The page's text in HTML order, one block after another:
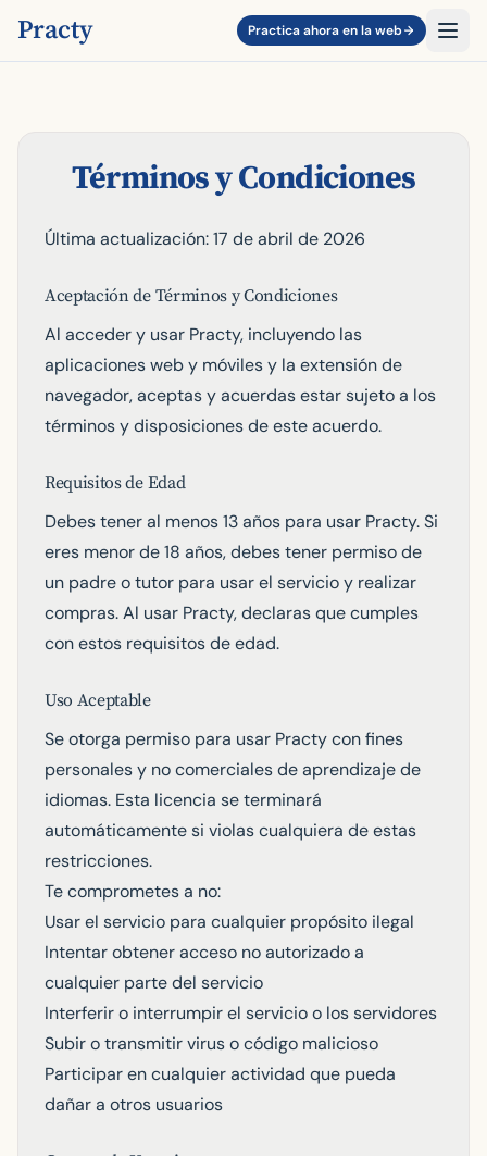
Practy Practica ahora en la web
Términos y Condiciones
Última actualización: 17 de abril de 2026
Aceptación de Términos y Condiciones
Al acceder y usar Practy, incluyendo las
aplicaciones web y móviles y la extensión de
navegador, aceptas y acuerdas estar sujeto a los
términos y disposiciones de este acuerdo.
Requisitos de Edad
Debes tener al menos 13 años para usar Practy. Si
eres menor de 18 años, debes tener permiso de
un padre o tutor para usar el servicio y realizar
compras. Al usar Practy, declaras que cumples
con estos requisitos de edad.
Uso Aceptable
Se otorga permiso para usar Practy con fines
personales y no comerciales de aprendizaje de
idiomas. Esta licencia se terminará
automáticamente si violas cualquiera de estas
restricciones.
Te comprometes a no:
Usar el servicio para cualquier propósito ilegal
Intentar obtener acceso no autorizado a
cualquier parte del servicio
Interferir o interrumpir el servicio o los servidores
Subir o transmitir virus o código malicioso
Participar en cualquier actividad que pueda
dañar a otros usuarios